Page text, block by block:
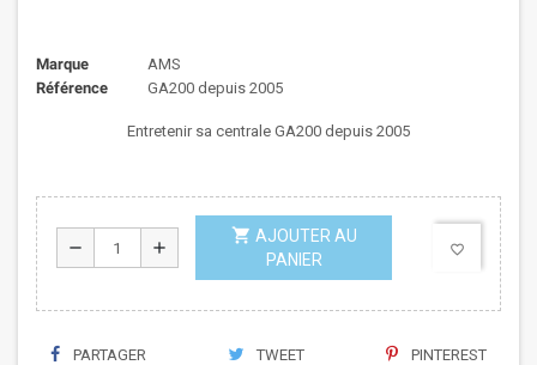
Marque
AMS
Référence
GA200 depuis 2005
Entretenir sa centrale GA200 depuis 2005
remove add
shopping_cart AJOUTER AU
PANIER
favorite_border
PARTAGER TWEET PINTEREST